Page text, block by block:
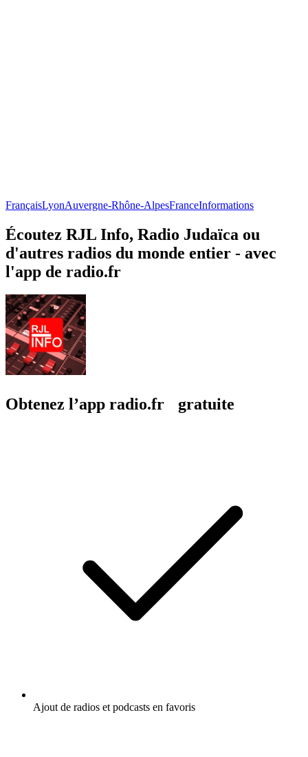
FrançaisLyonAuvergne-Rhône-AlpesFranceInformations
Écoutez RJL Info, Radio Judaïca ou
d'autres radios du monde entier - avec
l'app de radio.fr
Obtenez l’app radio.fr gratuite
Ajout de radios et podcasts en favoris